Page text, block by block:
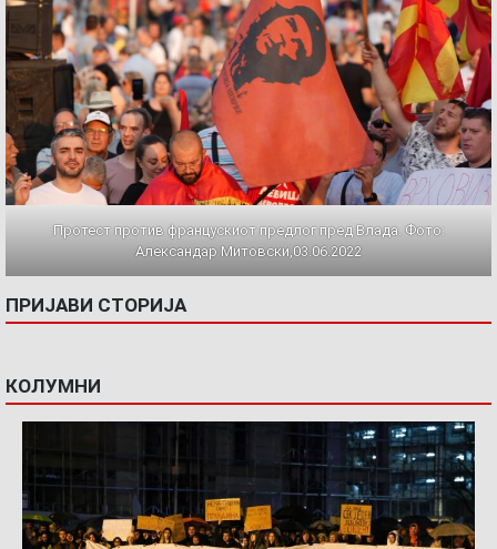
Протест против францускиот предлог пред Влада. Фото:
Александар Митовски,03.06.2022
ПРИЈАВИ СТОРИЈА
КОЛУМНИ